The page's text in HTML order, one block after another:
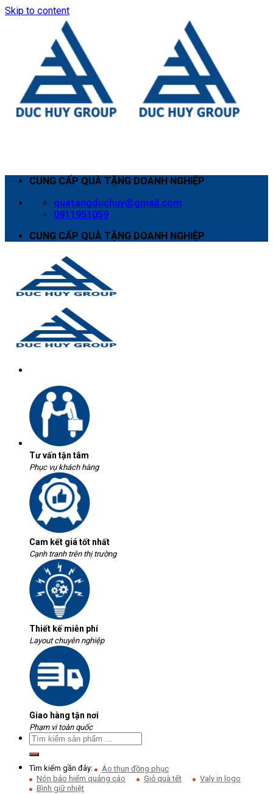
Skip to content
CUNG CẤP QUÀ TẶNG DOANH NGHIỆP
quatangduchuy@gmail.com
0911951059
CUNG CẤP QUÀ TẶNG DOANH NGHIỆP
Tư vấn tận tâm
Phục vụ khách hàng
Cam kết giá tốt nhất
Cạnh tranh trên thị trường
Thiết kế miễn phí
Layout chuyên nghiệp
Giao hàng tận nơi
Phạm vi toàn quốc
Tìm kiếm gần đây:
Áo thun đồng phục
Nón bảo hiểm quảng cáo
Giỏ quà tết
Valy in logo
Bình giữ nhiệt